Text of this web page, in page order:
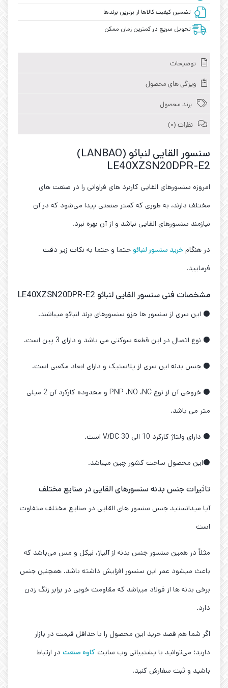
تضمین کیفیت کالاها از برترین برندها
تحویل سریع در کمترین زمان ممکن
توضیحات
ویژگی های محصول
برند محصول
نظرات (0)
سنسور القایی لنبائو (LANBAO)
LE40XZSN20DPR-E2
امروزه سنسورهای القایی کاربرد های فراوانی را در صنعت های
مختلف دارند، به طوری که کمتر صنعتی پیدا می‌شود که در آن
نیازمند سنسورهای القایی نباشد و از آن بهره نبرد.
در هنگام خرید سنسور لنبائو حتما و حتما به نکات زیر دقت
فرمایید.
مشخصات فنی سنسور القایی لنبائو LE40XZSN20DPR-E2
⚫ این سری از سنسور ها جزو سنسورهای برند لنبائو میباشند.
⚫ نوع اتصال در این قطعه سوکتی می باشد و دارای 3 پین است.
⚫ جنس بدنه این سری از پلاستیک و دارای ابعاد مکعبی است.
⚫ خروجی آن از نوع PNP ،NO ،NC و محدوده کارکرد آن 2 میلی
متر می باشد.
⚫ دارای ولتاژ کارکرد 10 الی 30 V/DC است.
⚫این محصول ساخت کشور چین میباشد.
تاثیرات جنس بدنه سنسورهای القایی در صنایع مختلف
آیا میدانستید جنس سنسور های القایی در صنایع مختلف متفاوت
است
مثلاً در همین سنسور جنس بدنه از آلیاژ، نیکل و مس می‌باشد که
باعث میشود عمر این سنسور افزایش داشته باشد. همچنین جنس
برخی بدنه ها از فولاد میباشد که مقاومت خوبی در برابر زنگ زدن
دارد.
اگر شما هم قصد خرید این محصول را با حداقل قیمت در بازار
دارید؛ می‌توانید با پشتیبانی وب سایت کاوه صنعت در ارتباط
باشید و ثبت سفارش کنید.